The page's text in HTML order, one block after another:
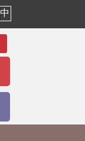
中